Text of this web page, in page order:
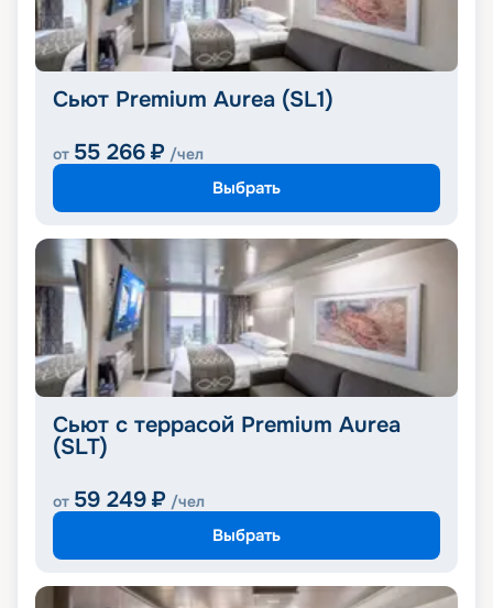
Сьют Premium Aurea (SL1)
от 55 266 ₽ /чел
Выбрать
Сьют с террасой Premium Aurea
(SLT)
от 59 249 ₽ /чел
Выбрать